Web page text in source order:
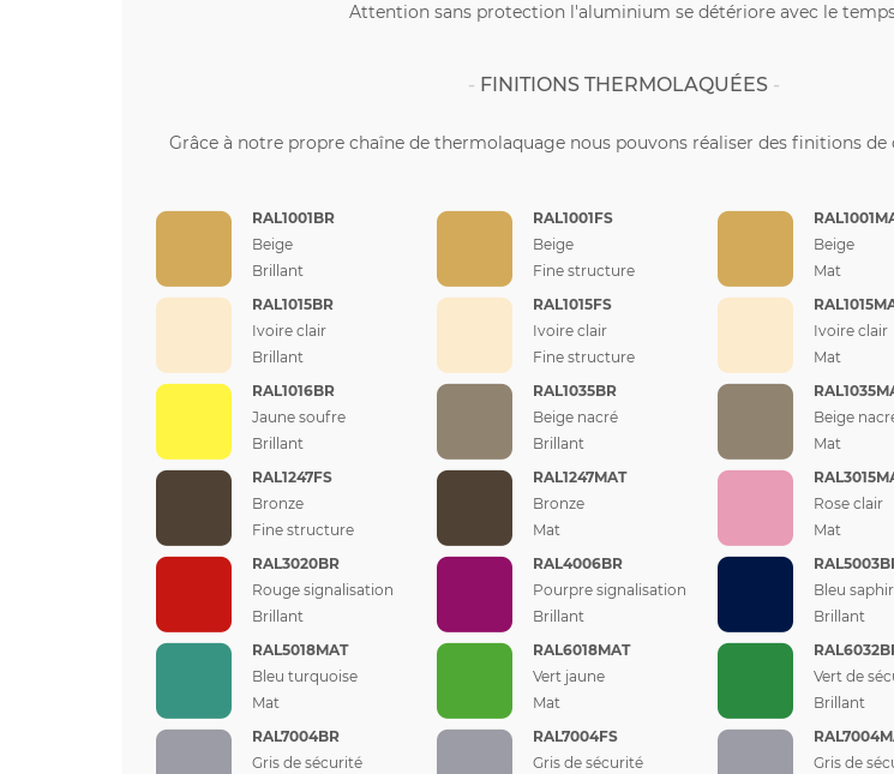
Attention sans protection l'aluminium se détériore avec le
FINITIONS THERMOLAQUÉES
Grâce à notre propre chaîne de thermolaquage nous pouvons réaliser des finitions de
RAL1001BR
Beige
Brillant
RAL1001FS
Beige
Fine structure
Beige
Mat
RAL1015BR
Ivoire clair
Brillant
RAL1015FS
Ivoire clair
Fine structure
Ivoire clair
Mat
RAL1016BR
Jaune soufre
Brillant
RAL1035BR
Beige nacré
Brillant
Beige
Mat
RAL1247FS
Bronze
Fine structure
RAL1247MAT
Bronze
Mat
Rose clair
Mat
RAL3020BR
Rouge signalisation
Brillant
RAL4006BR
Pourpre signalisation
Brillant
Bleu saphir
Brillant
RAL5018MAT
Bleu turquoise
Mat
RAL6018MAT
Vert jaune
Mat
Vert de
Brillant
RAL7004BR
Gris de sécurité
RAL7004FS
Gris de sécurité
Gris de